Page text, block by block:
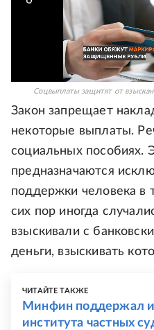
Соцвыплаты защитят от
Закон запрещает
некоторые выплаты.
социальных пособиях.
предназначаются
поддержки человека в
сих пор иногда
взыскивали с
деньги, взыскивать
ЧИТАЙТЕ ТАКЖЕ
Минфин поддержал
института частных